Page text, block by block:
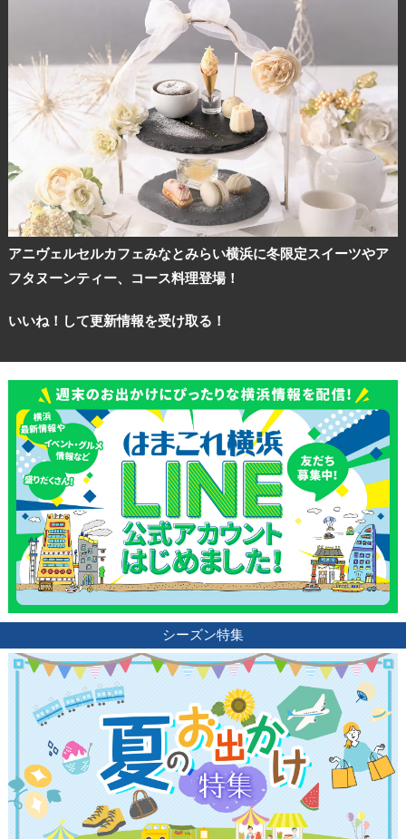
アニヴェルセルカフェみなとみらい横浜に冬限定スイーツやア
フタヌーンティー、コース料理登場！
いいね！して更新情報を受け取る！
シーズン特集
ランキング
ブログ記事
サイトについて